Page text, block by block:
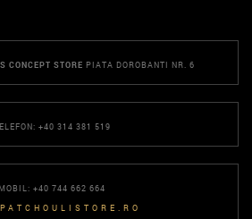
CONCEPT STORE PIATA DOROBANTI NR. 6
+40 314 381 519
+40 744 662 664